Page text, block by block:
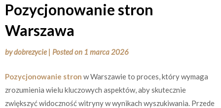
Pozycjonowanie stron
Warszawa
bydobrezycie | Posted on 1 marca 2026
Pozycjonowanie stron w Warszawie to proces, który wymaga
zrozumienia wielu kluczowych aspektów, aby skutecznie
zwiększyć widoczność witryny w wynikach wyszukiwania. Przede